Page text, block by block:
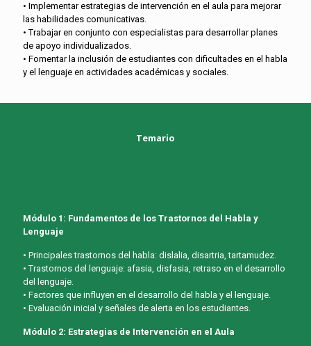
• Implementar estrategias de intervención en el aula para mejorar
las habilidades comunicativas.
• Trabajar en conjunto con especialistas para desarrollar planes
de apoyo individualizados.
• Fomentar la inclusión de estudiantes con dificultades en el habla
y el lenguaje en actividades académicas y sociales.
Temario
Módulo 1: Fundamentos de los Trastornos del Habla y
Lenguaje
• Principales trastornos del habla: dislalia, disartria, tartamudez.
• Trastornos del lenguaje: afasia, disfasia, retraso en el desarrollo
del lenguaje.
• Factores que influyen en el desarrollo del habla y el lenguaje.
• Evaluación inicial y señales de alerta en los estudiantes.
Módulo 2: Estrategias de Intervención en el Aula